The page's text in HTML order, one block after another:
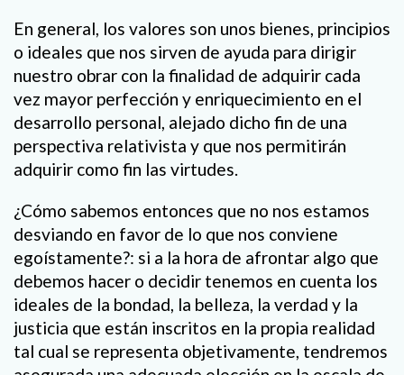
En general, los valores son unos bienes, principios
o ideales que nos sirven de ayuda para dirigir
nuestro obrar con la finalidad de adquirir cada
vez mayor perfección y enriquecimiento en el
desarrollo personal, alejado dicho fin de una
perspectiva relativista y que nos permitirán
adquirir como fin las virtudes.
¿Cómo sabemos entonces que no nos estamos
desviando en favor de lo que nos conviene
egoístamente?: si a la hora de afrontar algo que
debemos hacer o decidir tenemos en cuenta los
ideales de la bondad, la belleza, la verdad y la
justicia que están inscritos en la propia realidad
tal cual se representa objetivamente, tendremos